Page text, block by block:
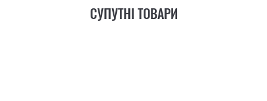
СУПУТНІ ТОВАРИ